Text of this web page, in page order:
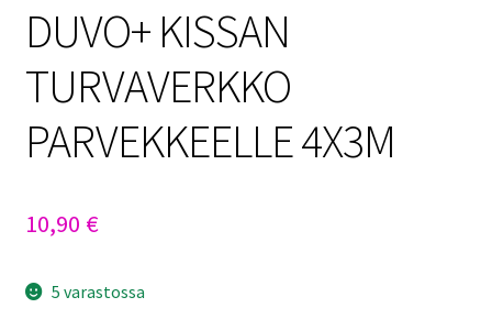
DUVO+ KISSAN
TURVAVERKKO
PARVEKKEELLE 4X3M
10,90 €
5 varastossa